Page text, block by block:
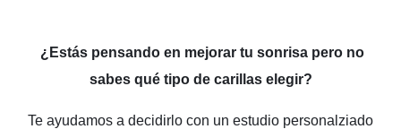
¿Estás pensando en mejorar tu sonrisa pero no
sabes qué tipo de carillas elegir?
Te ayudamos a decidirlo con un estudio personalziado